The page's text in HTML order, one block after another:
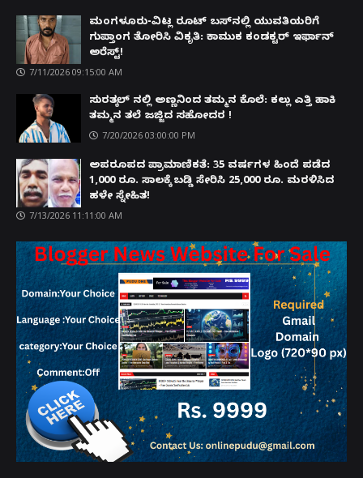
ಮಂಗಳೂರು-ವಿಟ್ಲ ರೂಟ್ ಬಸ್‌ನಲ್ಲಿ ಯುವತಿಯರಿಗೆ
ಗುಪ್ತಾಂಗ ತೋರಿಸಿ ವಿಕೃತಿ: ಕಾಮುಕ ಕಂಡಕ್ಟರ್ ಇರ್ಫಾನ್
ಅರೆಸ್ಟ್!
7/11/2026 09:15:00 AM
ಸುರತ್ಕಲ್ ನಲ್ಲಿ ಅಣ್ಣನಿಂದ ತಮ್ಮನ ಕೊಲೆ: ಕಲ್ಲು ಎತ್ತಿ ಹಾಕಿ
ತಮ್ಮನ ತಲೆ ಜಜ್ಜಿದ ಸಹೋದರ !
7/20/2026 03:00:00 PM
ಅಪರೂಪದ ಪ್ರಾಮಾಣಿಕತೆ: 35 ವರ್ಷಗಳ ಹಿಂದೆ ಪಡೆದ
1,000 ರೂ. ಸಾಲಕ್ಕೆ ಬಡ್ಡಿ ಸೇರಿಸಿ 25,000 ರೂ. ಮರಳಿಸಿದ
ಹಳೇ ಸ್ನೇಹಿತ!
7/13/2026 11:11:00 AM